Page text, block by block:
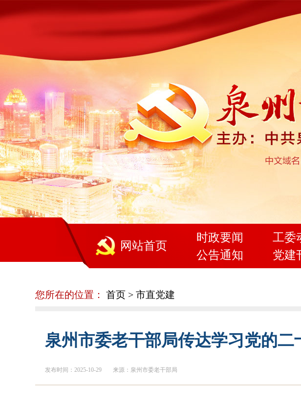
网站首页
时政要闻
公告通知
工委
党建
您所在的位置： 首页 > 市直党建
泉州市委老干部局传达学习党的二
发布时间：2025-10-29 来源：泉州市委老干部局